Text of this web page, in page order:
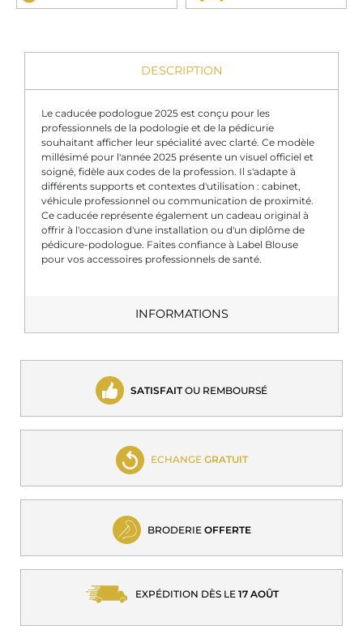
DESCRIPTION
Le caducée podologue 2025 est conçu pour les
professionnels de la podologie et de la pédicurie
souhaitant afficher leur spécialité avec clarté. Ce modèle
millésimé pour l'année 2025 présente un visuel officiel et
soigné, fidèle aux codes de la profession. Il s'adapte à
différents supports et contextes d'utilisation : cabinet,
véhicule professionnel ou communication de proximité.
Ce caducée représente également un cadeau original à
offrir à l'occasion d'une installation ou d'un diplôme de
pédicure-podologue. Faites confiance à Label Blouse
pour vos accessoires professionnels de santé.
INFORMATIONS
SATISFAITOU REMBOURSÉ
ECHANGE GRATUIT
BRODERIE OFFERTE
EXPÉDITION DÈS LE 17 AOÛT